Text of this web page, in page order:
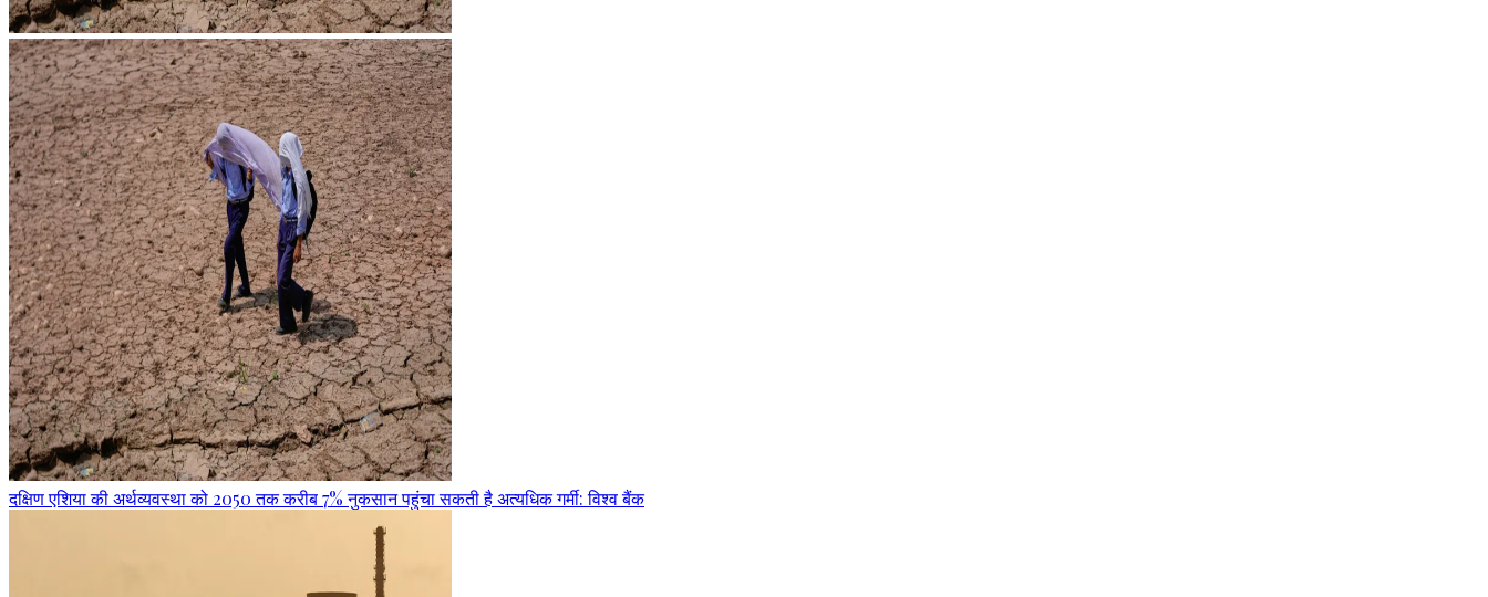
दक्षिण एशिया की अर्थव्यवस्था को 2050 तक करीब 7% नुकसान पहुंचा सकती है अत्यधिक गर्मी: विश्व बैंक